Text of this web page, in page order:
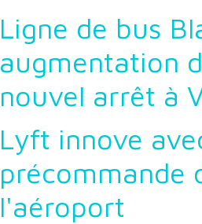
Ligne de bus
augmentation
nouvel arrêt à
Lyft innove
précommande
l'aéroport